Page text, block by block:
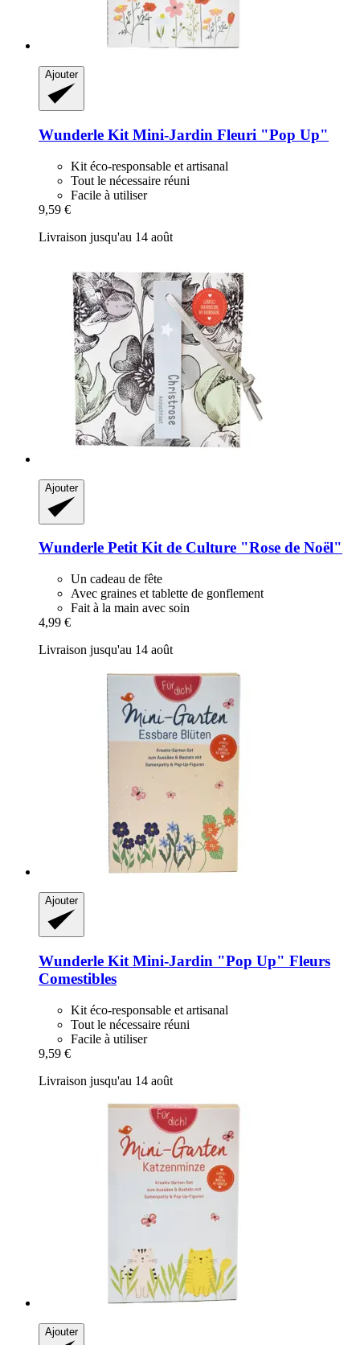
Ajouter
Wunderle Kit Mini-​Jardin Fleuri "Pop Up"
Kit éco-responsable et artisanal
Tout le nécessaire réuni
Facile à utiliser
9,59 €
Livraison jusqu'au 14 août
Ajouter
Wunderle Petit Kit de Culture "Rose de Noël"
Un cadeau de fête
Avec graines et tablette de gonflement
Fait à la main avec soin
4,99 €
Livraison jusqu'au 14 août
Ajouter
Wunderle Kit Mini-​Jardin "Pop Up" Fleurs
Comestibles
Kit éco-responsable et artisanal
Tout le nécessaire réuni
Facile à utiliser
9,59 €
Livraison jusqu'au 14 août
Ajouter